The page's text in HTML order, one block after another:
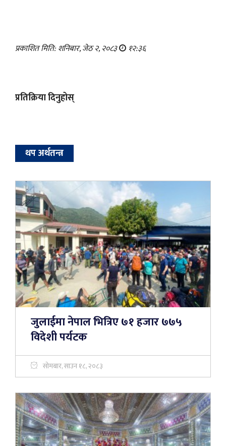
प्रकाशित मिति: शनिबार, जेठ २, २०८३ १२:३६
प्रतिक्रिया दिनुहोस्
थप अर्थतन्त्र
जुलाईमा नेपाल भित्रिए ७१ हजार ७७५
विदेशी पर्यटक
सोमबार, साउन १८, २०८३